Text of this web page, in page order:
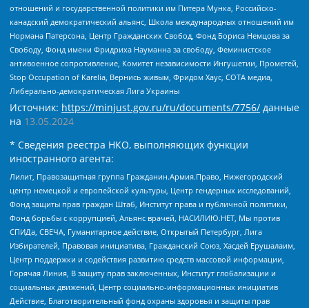
отношений и государственной политики им Питера Мунка, Российско-
канадский демократический альянс, Школа международных отношений им
Нормана Патерсона, Центр Гражданских Свобод, Фонд Бориса Немцова за
Свободу, Фонд имени Фридриха Науманна за свободу, Феминистское
антивоенное сопротивление, Комитет независимости Ингушетии, Прометей,
Stop Occupation of Karelia, Вернись живым, Фридом Хаус, СОТА медиа,
Либерально-демократическая Лига Украины
Источник: https://minjust.gov.ru/ru/documents/7756/ данные
на 13.05.2024
* Сведения реестра НКО, выполняющих функции
иностранного агента:
Лилит, Правозащитная группа Гражданин.Армия.Право, Нижегородский
центр немецкой и европейской культуры, Центр гендерных исследований,
Фонд защиты прав граждан Штаб, Институт права и публичной политики,
Фонд борьбы с коррупцией, Альянс врачей, НАСИЛИЮ.НЕТ, Мы против
СПИДа, СВЕЧА, Гуманитарное действие, Открытый Петербург, Лига
Избирателей, Правовая инициатива, Гражданский Союз, Хасдей Ерушалаим,
Центр поддержки и содействия развитию средств массовой информации,
Горячая Линия, В защиту прав заключенных, Институт глобализации и
социальных движений, Центр социально-информационных инициатив
Действие, Благотворительный фонд охраны здоровья и защиты прав